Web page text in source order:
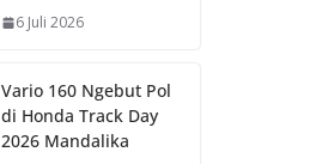
6 Juli 2026
Vario 160 Ngebut Pol
di Honda Track Day
2026 Mandalika